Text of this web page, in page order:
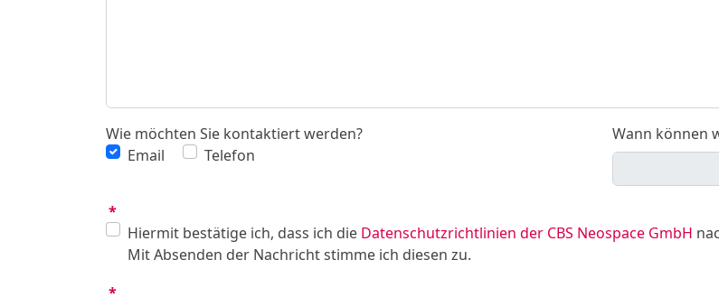
Wie möchten Sie kontaktiert werden?
Email
Telefon
Wann können
*
Hiermit bestätige ich, dass ich die Datenschutzrichtlinien der CBS Neospace GmbH
Mit Absenden der Nachricht stimme ich diesen zu.
*